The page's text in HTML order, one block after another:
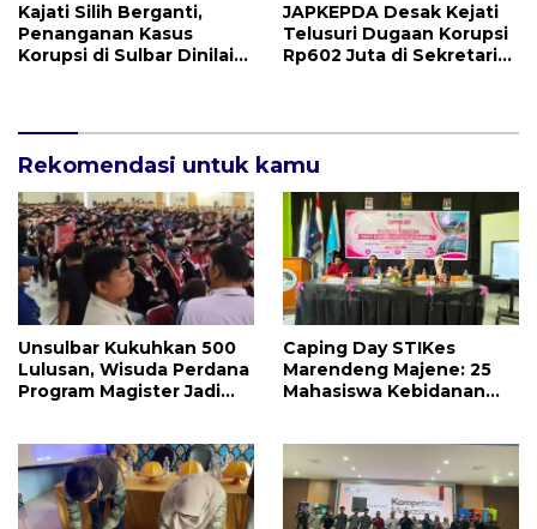
Kajati Silih Berganti,
Penanganan Kasus
Korupsi di Sulbar Dinilai
JAPKEPDA Desak Kejati
Telusuri Dugaan Korupsi
Rp602 Juta di Sekretariat
Rekomendasi untuk kamu
Unsulbar Kukuhkan 500
Lulusan, Wisuda Perdana
Program Magister Jadi
Caping Day STIKes
Marendeng Majene: 25
Mahasiswa Kebidanan